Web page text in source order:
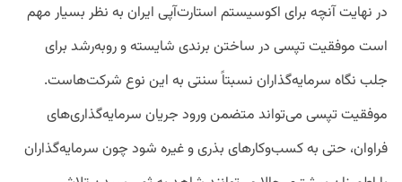
در نهایت آنچه برای اکوسیستم استارت‌آپی ایران به نظر بسیار مهم
است موفقیت تپسی در ساختن برندی شایسته و روبه‌رشد برای
جلب نگاه سرمایه‌گذاران نسبتاً سنتی به این نوع شرکت‌هاست.
موفقیت تپسی می‌تواند متضمن ورود جریان سرمایه‌گذاری‌های
فراوان، حتی به کسب‌وکارهای بذری و غیره شود چون سرمایه‌گذاران